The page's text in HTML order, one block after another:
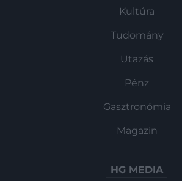
Kultúra
Tudomány
Utazás
Pénz
Gasztronómia
Magazin
HG MEDIA